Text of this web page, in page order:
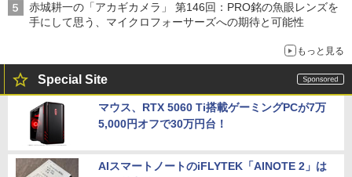
赤城耕一の「アカギカメラ」 第146回：PRO銘の魚眼レンズを
手にして思う、マイクロフォーサーズへの期待と可能性
もっと見る
Special Site
マウス、RTX 5060 Ti搭載ゲーミングPCが7万
5,000円オフで30万円台！
AIスマートノートのiFLYTEK「AINOTE 2」は